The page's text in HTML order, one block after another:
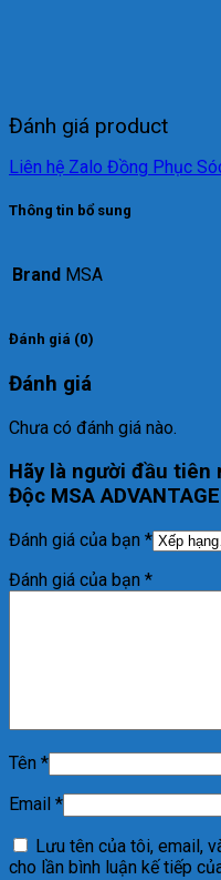
Đánh giá product
Liên hệ Zalo Đồng Phục
Thông tin bổ sung
Brand MSA
Đánh giá (0)
Đánh giá
Chưa có đánh giá nào.
Hãy là người đầu tiên
Độc MSA
Đánh giá của bạn *
Đánh giá của bạn *
Tên *
Email *
Lưu tên của tôi, email,
cho lần bình luận kế tiếp